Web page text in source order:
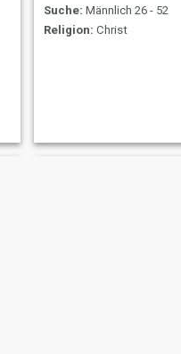
Suche: Männlich 26 - 52
Religion: Christ